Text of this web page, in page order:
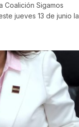
Coalición Sigamos
jueves 13 de junio la